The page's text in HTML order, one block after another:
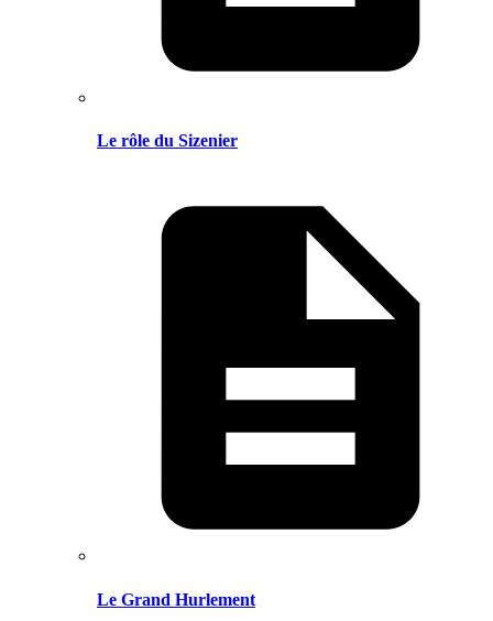
Le rôle du Sizenier
Le Grand Hurlement